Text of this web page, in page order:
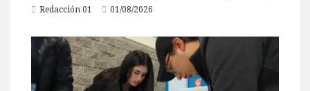
Redacción 01 01/08/2026